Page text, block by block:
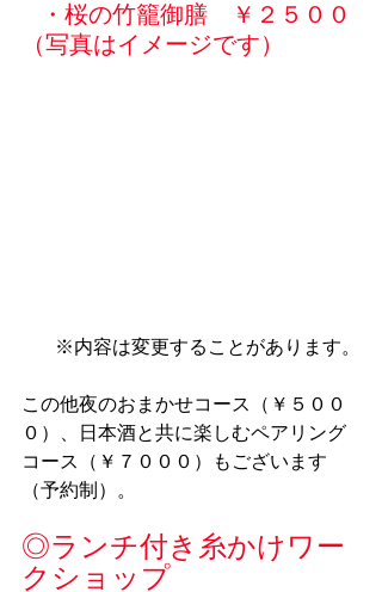
・桜の竹籠御膳　￥２５００
（写真はイメージです）
※内容は変更することがあります。
この他夜のおまかせコース（￥５００
０）、日本酒と共に楽しむペアリング
コース（￥７０００）もございます
（予約制）。
◎ランチ付き糸かけワー
クショップ